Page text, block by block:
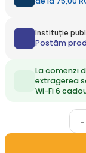
Instituție
Postăm
La comenzi
extragerea
Wi-Fi 6
-